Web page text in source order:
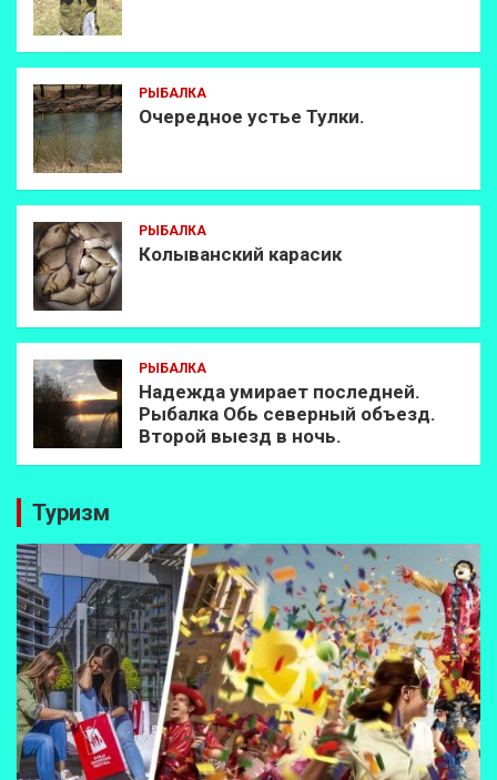
РЫБАЛКА
Очередное устье Тулки.
РЫБАЛКА
Колыванский карасик
РЫБАЛКА
Надежда умирает последней.
Рыбалка Обь северный объезд.
Второй выезд в ночь.
Туризм